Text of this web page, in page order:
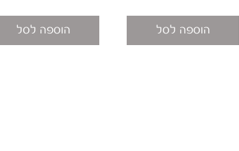
הוספה לסל הוספה לסל